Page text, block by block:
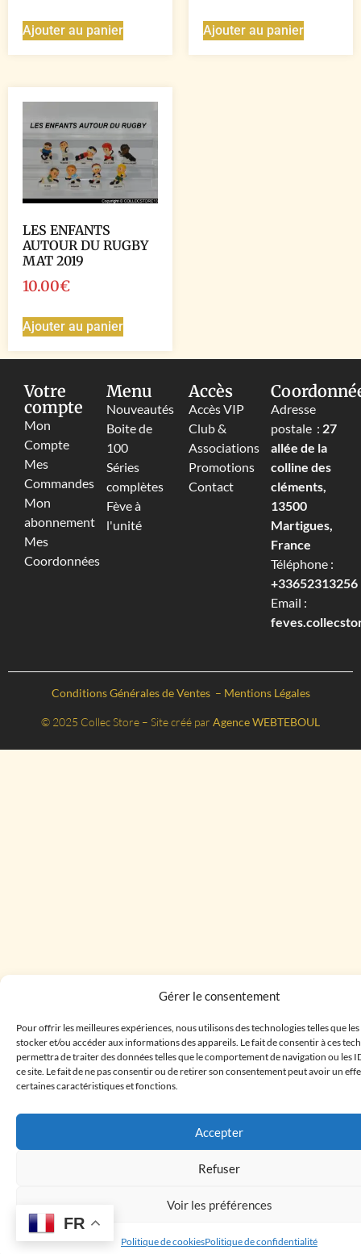
Gérer le consentement
Pour offrir les meilleures expériences, nous utilisons des technologies telles que
stocker et/ou accéder aux informations des appareils. Le fait de consentir à ces
permettra de traiter des données telles que le comportement de navigation ou les
ce site. Le fait de ne pas consentir ou de retirer son consentement peut avoir un
certaines caractéristiques et fonctions.
Accepter
Refuser
Voir les préférences
Politique de cookiesPolitique de confidentialité
Ajouter au panier Ajouter au panier
LES ENFANTS
AUTOUR DU RUGBY
MAT 2019
10.00€
Ajouter au panier
Votre
compte
Mon
Compte
Mes
Commandes
Mon
abonnement
Mes
Coordonnées
Menu
Nouveautés
Boite de
100
Séries
complètes
Fève à
l'unité
Accès
Accès VIP
Club &
Associations
Promotions
Contact
Adresse
postale : 27
allée de la
colline des
cléments,
13500
Martigues,
France
Téléphone :
+33652313256‬
Email :
Conditions Générales de Ventes – Mentions Légales
© 2025 Collec Store – Site créé par Agence WEBTEBOUL
FR